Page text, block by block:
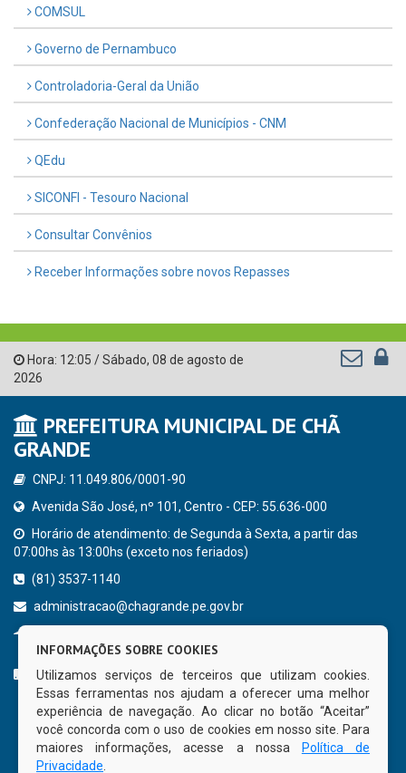
COMSUL
Governo de Pernambuco
Controladoria-Geral da União
Confederação Nacional de Municípios - CNM
QEdu
SICONFI - Tesouro Nacional
Consultar Convênios
Receber Informações sobre novos Repasses
Hora: 12:05 /Sábado, 08 de agosto de
2026
PREFEITURA MUNICIPAL DE CHÃ
GRANDE
CNPJ: 11.049.806/0001-90
Avenida São José, nº 101, Centro - CEP: 55.636-000
Horário de atendimento: de Segunda à Sexta, a partir das
07:00hs às 13:00hs (exceto nos feriados)
(81) 3537-1140
administracao@chagrande.pe.gov.br
CURTA NOSSA FAN PAGE
INFORMAÇÕES SOBRE COOKIES
Utilizamos serviços de terceiros que utilizam cookies.
Essas ferramentas nos ajudam a oferecer uma melhor
experiência de navegação. Ao clicar no botão “Aceitar”
você concorda com o uso de cookies em nosso site. Para
maiores informações, acesse a nossa
Política de
Privacidade